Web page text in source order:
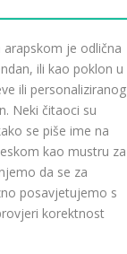
arapskom je odlična
ili kao poklon u
ili personaliziranog
Neki čitaoci su
se piše ime na
kao mustru za
da se za
posavjetujemo s
korektnost